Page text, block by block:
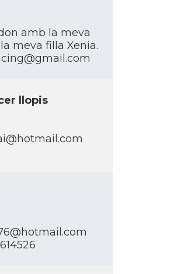
amb la meva
meva filla Xenia.
llopis